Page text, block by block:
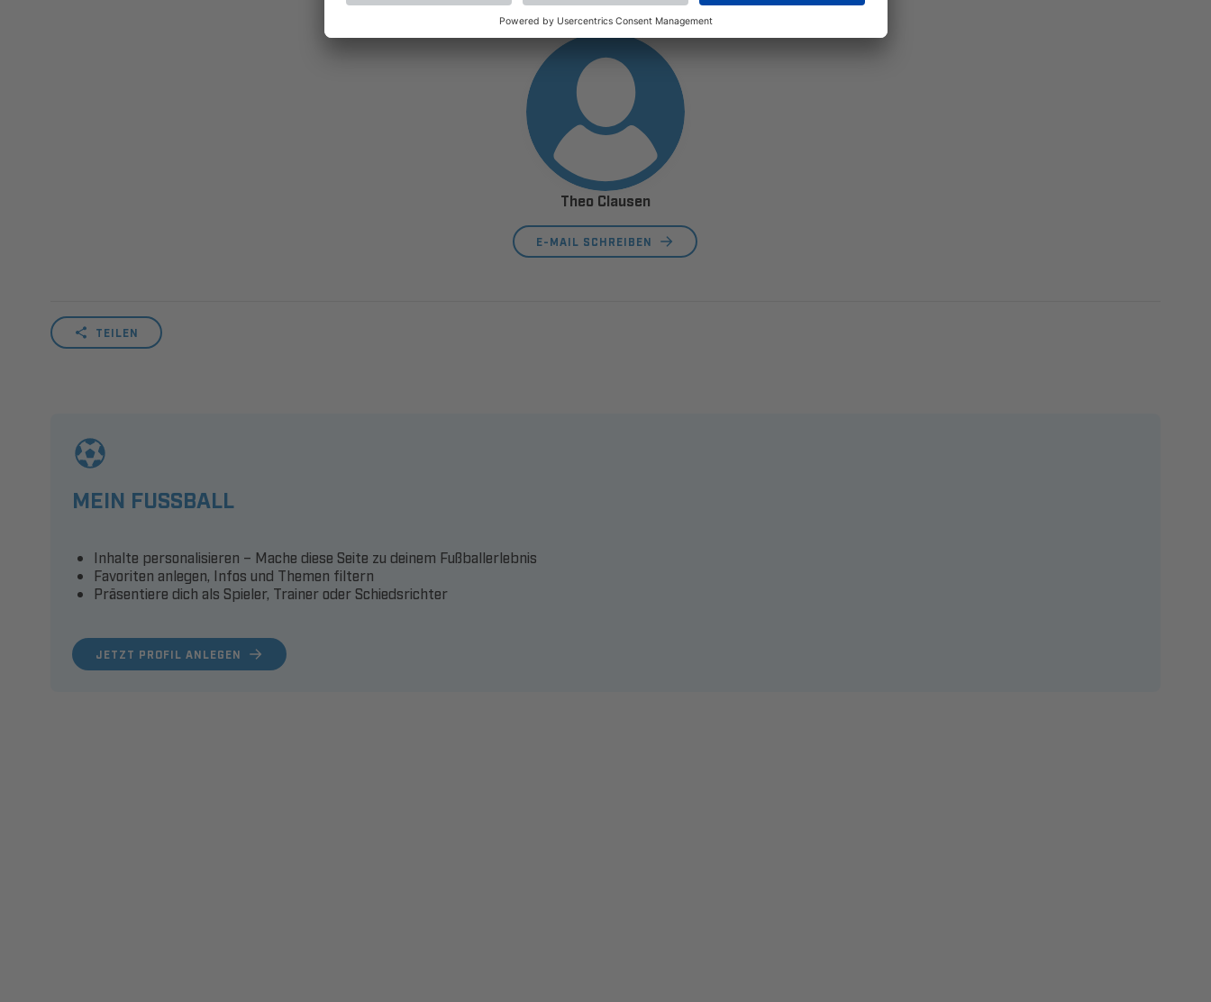
SPIELLEITER
Theo Clausen
E-MAIL SCHREIBEN
TEILEN
MEIN FUSSBALL
JETZT PROFIL ANLEGEN
Inhalte personalisieren – Mache diese Seite zu deinem Fußballerlebnis
Favoriten anlegen, Infos und Themen filtern
Präsentiere dich als Spieler, Trainer oder Schiedsrichter